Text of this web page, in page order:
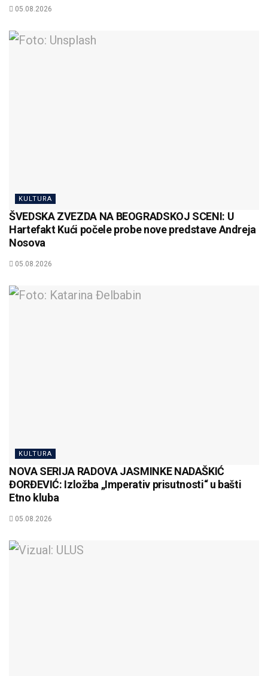
05.08.2026
KULTURA
ŠVEDSKA ZVEZDA NA BEOGRADSKOJ SCENI: U
Hartefakt Kući počele probe nove predstave Andreja
Nosova
05.08.2026
KULTURA
NOVA SERIJA RADOVA JASMINKE NADAŠKIĆ
ĐORĐEVIĆ: Izložba „Imperativ prisutnosti“ u bašti
Etno kluba
05.08.2026